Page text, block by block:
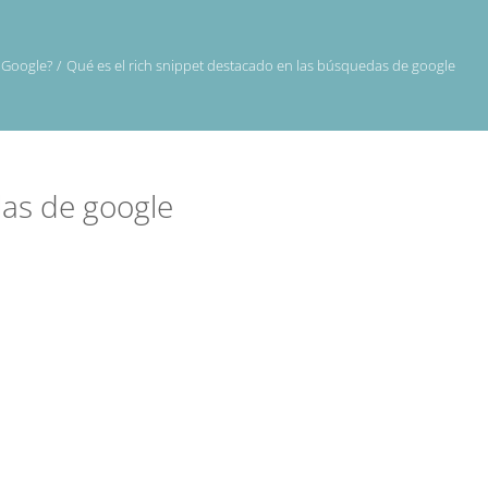
Qué es el rich snippet destacado en las búsquedas de google
de google